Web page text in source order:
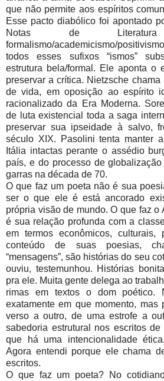
que não permite aos espíritos
Esse pacto diabólico foi apontado
Notas de
formalismo/academicismo/
todos esses sufixos “ismos”
estrutura bela/formal. Ele aponta o
preservar a crítica. Nietzsche
de vida, em oposição ao espírito
racionalizado da Era Moderna.
de luta existencial toda a saga
preservar sua ipseidade à salvo,
século XIX. Pasolini tenta manter
Itália intactas perante o assédio
país, e do processo de
garras na década de 70.
O que faz um poeta não é sua
ser o que ele é está ancorado
própria visão de mundo. O que faz o
é sua relação profunda com a
em termos econômicos,
conteúdo de suas poesias,
“mensagens”, são histórias do seu
ouviu, testemunhou. Histórias
pra ele. Muita gente delega ao
rimas em textos o dom poético.
exatamente em que momento, mas
verso a outro, de uma estrofe a
sabedoria estrutural nos escritos de
que há uma intencionalidade
Agora entendi porque ele chama
escritos.
O que faz um poeta? No